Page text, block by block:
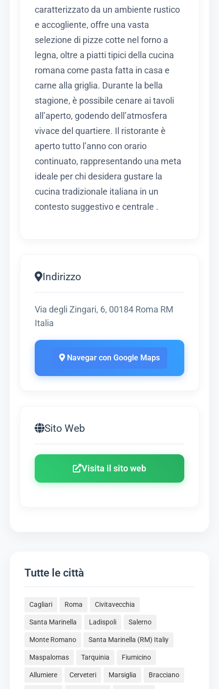
caratterizzato da un ambiente rustico
e accogliente, offre una vasta
selezione di pizze cotte nel forno a
legna, oltre a piatti tipici della cucina
romana come pasta fatta in casa e
carne alla griglia. Durante la bella
stagione, è possibile cenare ai tavoli
all’aperto, godendo dell’atmosfera
vivace del quartiere. Il ristorante è
aperto tutto l’anno con orario
continuato, rappresentando una meta
ideale per chi desidera gustare la
cucina tradizionale italiana in un
contesto suggestivo e centrale .
Indirizzo
Via degli Zingari, 6, 00184 Roma RM
Italia
Navegar con Google Maps
Sito Web
Visita il sito web
Tutte le città
Cagliari Roma Civitavecchia
Santa Marinella Ladispoli Salerno
Monte Romano Santa Marinella (RM) Italiy
Maspalomas Tarquinia Fiumicino
Allumiere Cerveteri Marsiglia Bracciano